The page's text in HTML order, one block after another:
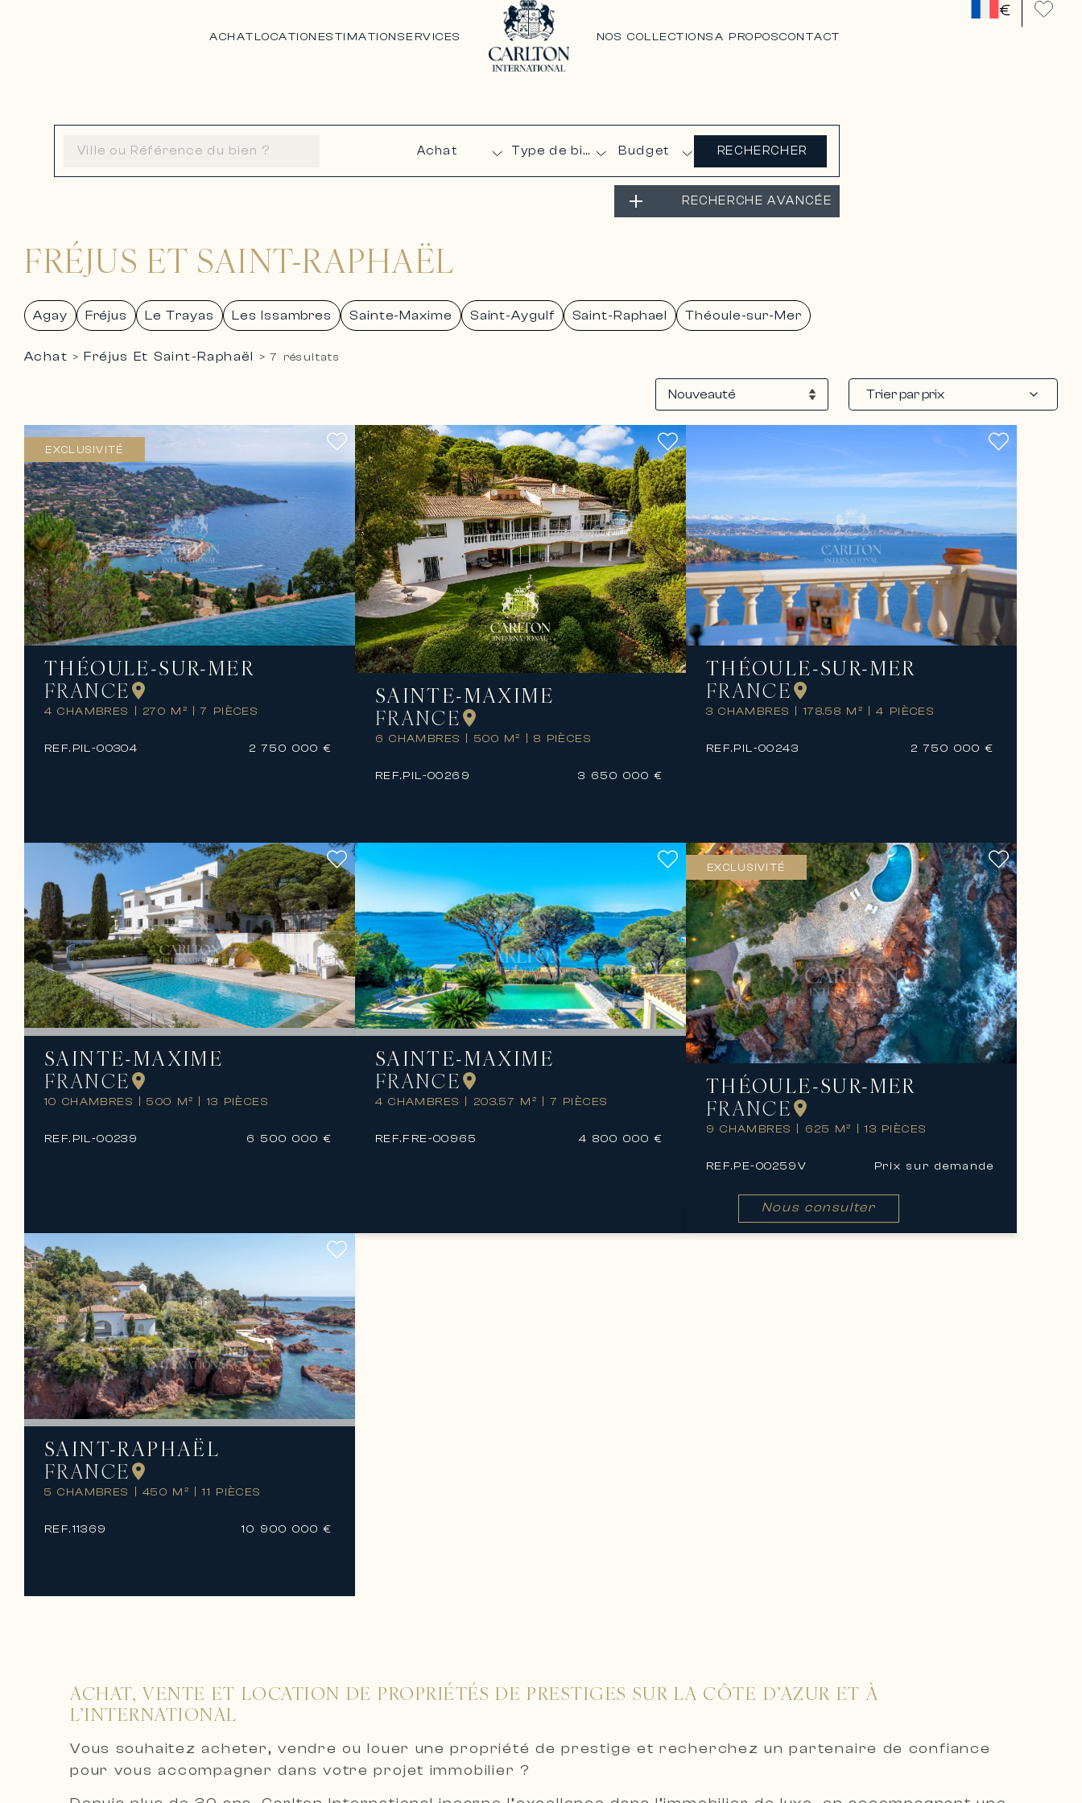
€
ACHATLOCATION ESTIMATIONSERVICES NOS COLLECTIONSA PROPOSCONTACT
Budget RECHERCHER
RECHERCHE AVANCÉE
FRÉJUS ET SAINT-RAPHAËL
Agay Fréjus Le Trayas Les Issambres Sainte-Maxime Saint-Aygulf Saint-Raphael Théoule-sur-Mer
Achat > Fréjus Et Saint-Raphaël >7 résultats
Trier par prix
EXCLUSIVITÉ
THÉOULE-SUR-MER
FRANCE
4 CHAMBRES 270 M² 7 PIÈCES
REF. PIL-00304 2 750 000 €
SAINTE-MAXIME
FRANCE
6 CHAMBRES 500 M² 8 PIÈCES
REF.PIL-00269 3 650 000 €
THÉOULE-SUR-MER
FRANCE
3 CHAMBRES 178.58 M² 4 PIÈCES
REF.PIL-00243 2 750 000 €
SAINTE-MAXIME
FRANCE
10 CHAMBRES 500 M² 13 PIÈCES
REF. PIL-00239 6 500 000 €
SAINTE-MAXIME
FRANCE
4 CHAMBRES 203.57 M² 7 PIÈCES
REF.FRE-00965 4 800 000 €
EXCLUSIVITÉ
THÉOULE-SUR-MER
FRANCE
9 CHAMBRES 625 M² 13 PIÈCES
REF.PE-00259V Prix ​​sur demande
Nous consulter
SAINT-RAPHAËL
FRANCE
5 CHAMBRES 450 M² 11 PIÈCES
REF.11369 10 900 000 €
ACHAT, VENTE ET LOCATION DE PROPRIÉTÉS DE PRESTIGES SUR LA CÔTE D’AZUR ET À
L’INTERNATIONAL
Vous souhaitez acheter, vendre ou louer une propriété de prestige et recherchez un partenaire de confiance
pour vous accompagner dans votre projet immobilier ?